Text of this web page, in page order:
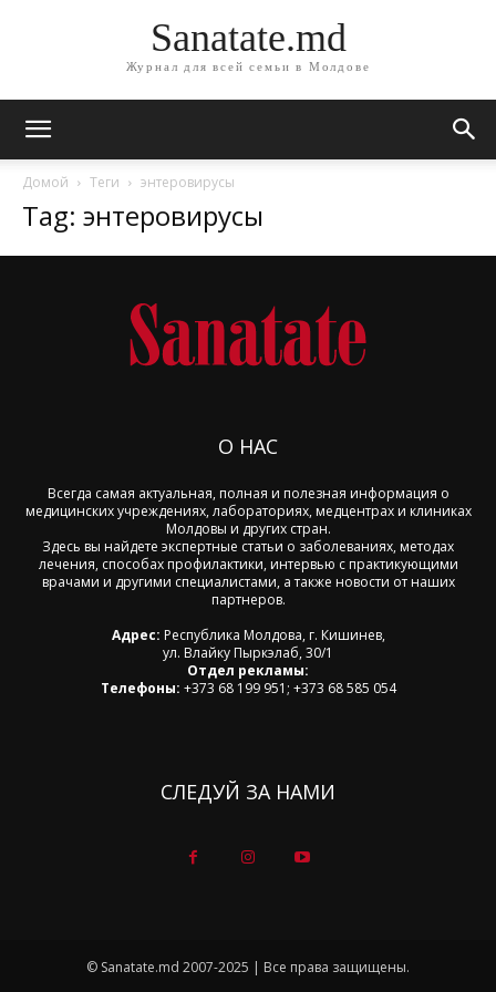
Sanatate.md
Журнал для всей семьи в Молдове
Домой Теги энтеровирусы
Tag: энтеровирусы
О НАС
Всегда самая актуальная, полная и полезная информация о
медицинских учреждениях, лабораториях, медцентрах и клиниках
Молдовы и других стран.
Здесь вы найдете экспертные статьи о заболеваниях, методах
лечения, способах профилактики, интервью с практикующими
врачами и другими специалистами, а также новости от наших
партнеров.
Адрес: Республика Молдова, г. Кишинев,
ул. Влайку Пыркэлаб, 30/1
Отдел рекламы:
Телефоны: +373 68 199 951; +373 68 585 054
СЛЕДУЙ ЗА НАМИ
© Sanatate.md 2007-2025 | Все права защищены.